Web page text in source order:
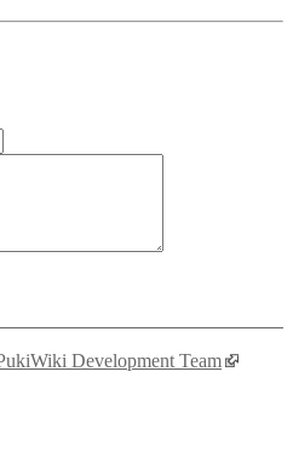
ー研究所中央室
リアル
ヘイムの没落
エスト
園
Development Team